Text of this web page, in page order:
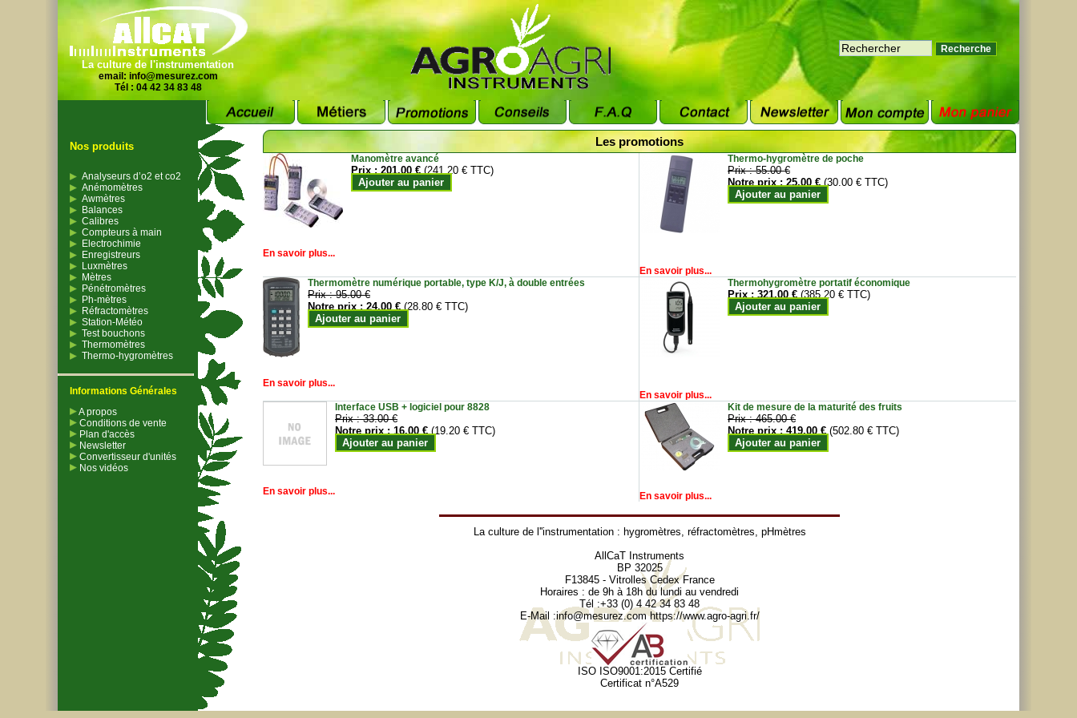
La culture de l'instrumentation
email: info@mesurez.com
Tél : 04 42 34 83 48
Nos produits
Analyseurs d’o2 et co2
Anémomètres
Awmètres
Balances
Calibres
Compteurs à main
Electrochimie
Enregistreurs
Luxmètres
Mètres
Pénétromètres
Ph-mètres
Réfractomètres
Station-Météo
Test bouchons
Thermomètres
Thermo-hygromètres
Informations Générales
A propos
Conditions de vente
Plan d'accès
Newsletter
Convertisseur d'unités
Nos vidéos
Les promotions
Manomètre avancé
Prix :201.00 € (241.20 € TTC)
Ajouter au panier
En savoir plus...
Thermo-hygromètre de poche
Prix :55.00 €
Notre prix :25.00 € (30.00 € TTC)
Ajouter au panier
En savoir plus...
Thermomètre numérique portable, type K/J, à double entrées
Prix :95.00 €
Notre prix :24.00 € (28.80 € TTC)
Ajouter au panier
En savoir plus...
Thermohygromètre portatif économique
Prix :321.00 € (385.20 € TTC)
Ajouter au panier
En savoir plus...
Interface USB + logiciel pour 8828
Prix :33.00 €
Notre prix :16.00 € (19.20 € TTC)
Ajouter au panier
En savoir plus...
Kit de mesure de la maturité des fruits
Prix :465.00 €
Notre prix :419.00 € (502.80 € TTC)
Ajouter au panier
En savoir plus...
La culture de l''instrumentation : hygromètres, réfractomètres, pHmètres
AllCaT Instruments
BP 32025
F13845 - Vitrolles Cedex France
Horaires : de 9h à 18h du lundi au vendredi
Tél :+33 (0) 4 42 34 83 48
E-Mail :info@mesurez.com https://www.agro-agri.fr/
ISO ISO9001:2015 Certifié
Certificat n°A529